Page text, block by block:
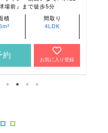
場前』まで徒歩5分
積
間取り
4LDK
約
お気に入り登録